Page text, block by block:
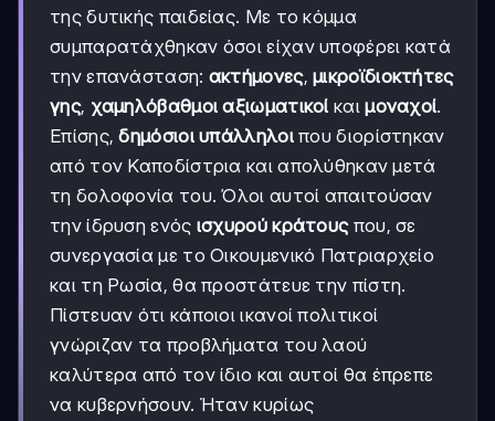
της δυτικής παιδείας. Με το κόμμα
συμπαρατάχθηκαν όσοι είχαν υποφέρει κατά
την επανάσταση: ακτήμονες,μικροϊδιοκτήτες
γης, χαμηλόβαθμοι αξιωματικοί καιμοναχοί.
Επίσης,δημόσιοι υπάλληλοιπου διορίστηκαν
από τον Καποδίστρια και απολύθηκαν μετά
τη δολοφονία του. Όλοι αυτοί απαιτούσαν
την ίδρυση ενός ισχυρού κράτουςπου, σε
συνεργασία με το Οικουμενικό Πατριαρχείο
και τη Ρωσία, θα προστάτευε την πίστη.
Πίστευαν ότι κάποιοι ικανοί πολιτικοί
γνώριζαν τα προβλήματα του λαού
καλύτερα από τον ίδιο και αυτοί θα έπρεπε
να κυβερνήσουν. Ήταν κυρίως